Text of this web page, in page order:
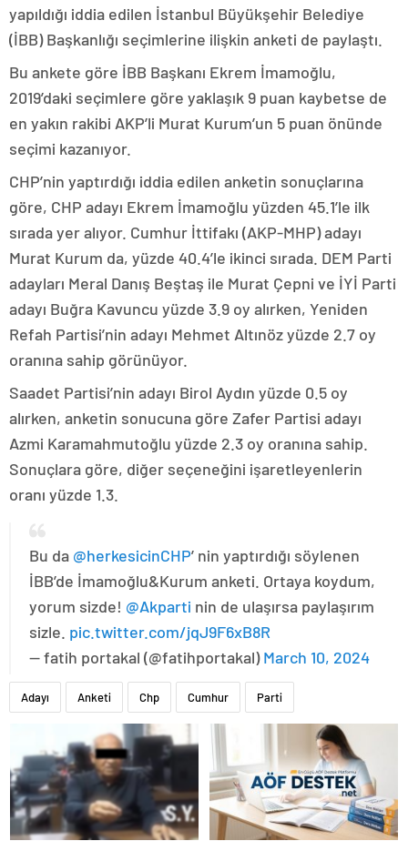
yapıldığı iddia edilen İstanbul Büyükşehir Belediye
(İBB) Başkanlığı seçimlerine ilişkin anketi de paylaştı.
Bu ankete göre İBB Başkanı Ekrem İmamoğlu,
2019’daki seçimlere göre yaklaşık 9 puan kaybetse de
en yakın rakibi AKP’li Murat Kurum’un 5 puan önünde
seçimi kazanıyor.
CHP’nin yaptırdığı iddia edilen anketin sonuçlarına
göre, CHP adayı Ekrem İmamoğlu yüzden 45.1’le ilk
sırada yer alıyor. Cumhur İttifakı (AKP-MHP) adayı
Murat Kurum da, yüzde 40.4’le ikinci sırada. DEM Parti
adayları Meral Danış Beştaş ile Murat Çepni ve İYİ Parti
adayı Buğra Kavuncu yüzde 3.9 oy alırken, Yeniden
Refah Partisi’nin adayı Mehmet Altınöz yüzde 2.7 oy
oranına sahip görünüyor.
Saadet Partisi’nin adayı Birol Aydın yüzde 0.5 oy
alırken, anketin sonucuna göre Zafer Partisi adayı
Azmi Karamahmutoğlu yüzde 2.3 oy oranına sahip.
Sonuçlara göre, diğer seçeneğini işaretleyenlerin
oranı yüzde 1.3.
Bu da @herkesicinCHP’ nin yaptırdığı söylenen
İBB’de İmamoğlu&Kurum anketi. Ortaya koydum,
yorum sizde! @Akparti nin de ulaşırsa paylaşırım
sizle. pic.twitter.com/jqJ9F6xB8R
— fatih portakal (@fatihportakal)March 10, 2024
Adayı Anketi Chp Cumhur Parti